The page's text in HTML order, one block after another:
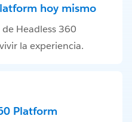
hoy mismo
Headless 360
la experiencia.
Platform